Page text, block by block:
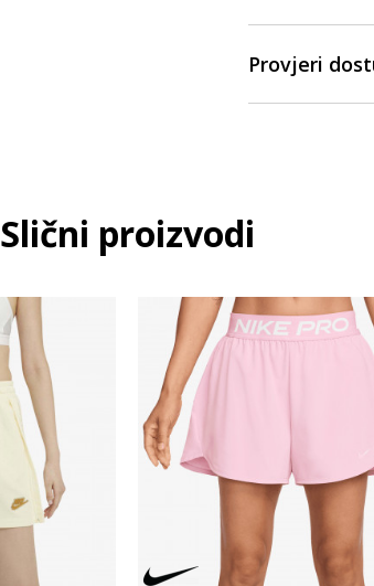
Provjeri
Slični proizvodi